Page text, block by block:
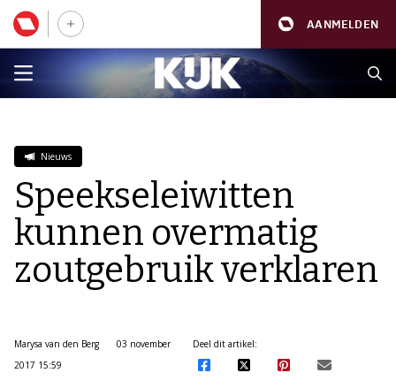
AANMELDEN
Nieuws
Speekseleiwitten
kunnen overmatig
zoutgebruik verklaren
Marysa van den Berg
03 november
2017 15:59
Deel dit artikel: